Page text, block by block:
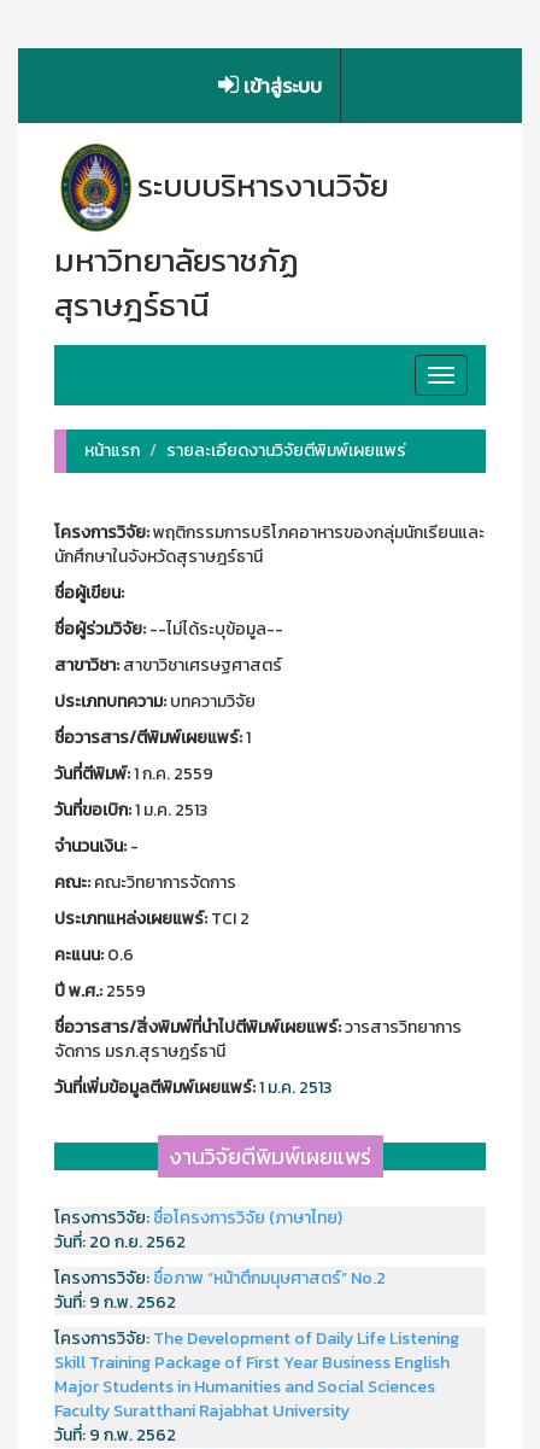
เข้าสู่ระบบ
ระบบบริหารงานวิจัย
มหาวิทยาลัยราชภัฏ
สุราษฎร์ธานี
Toggle
navigation
หน้าแรก
รายละเอียดงานวิจัยตีพิมพ์เผยแพร่
โครงการวิจัย:พฤติกรรมการบริโภคอาหารของกลุ่มนักเรียนและ
นักศึกษาในจังหวัดสุราษฎร์ธานี
ชื่อผู้เขียน:
ชื่อผู้ร่วมวิจัย:--ไม่ได้ระบุข้อมูล--
สาขาวิชา:สาขาวิชาเศรษฐศาสตร์
ประเภทบทความ:บทความวิจัย
ชื่อวารสาร/ตีพิมพ์เผยแพร์:1
วันที่ตีพิมพ์:1 ก.ค. 2559
วันที่ขอเบิก:1 ม.ค. 2513
จำนวนเงิน:-
คณะ:คณะวิทยาการจัดการ
ประเภทแหล่งเผยแพร์:TCI 2
คะแนน:0.6
ปี พ.ศ.:2559
ชื่อวารสาร/สิ่งพิมพ์ที่นำไปตีพิมพ์เผยแพร์:วารสารวิทยาการ
จัดการ มรภ.สุราษฎร์ธานี
วันที่เพิ่มข้อมูลตีพิมพ์เผยแพร์:1 ม.ค. 2513
งานวิจัยตีพิมพ์เผยแพร่
โครงการวิจัย:ชื่อโครงการวิจัย (ภาษาไทย)
วันที่:20 ก.ย. 2562
โครงการวิจัย:ชื่อภาพ “หน้าตึกมนุษศาสตร์” No.2
วันที่:9 ก.พ. 2562
โครงการวิจัย:The Development of Daily Life Listening
Skill Training Package of First Year Business English
Major Students in Humanities and Social Sciences
Faculty Suratthani Rajabhat University
วันที่:9 ก.พ. 2562